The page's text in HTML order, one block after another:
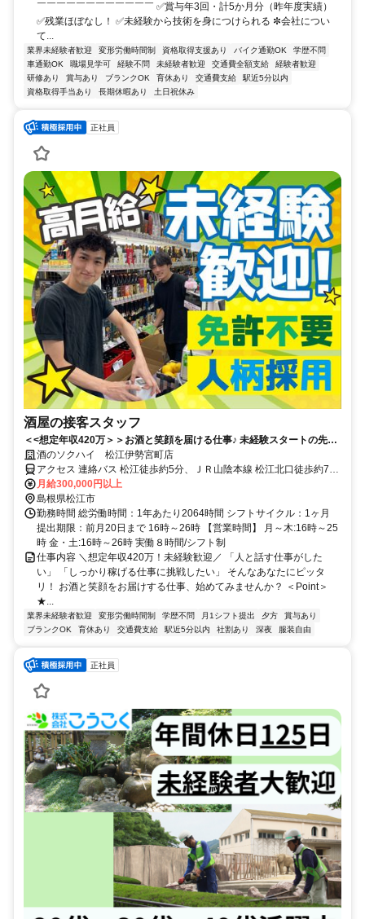
￣￣￣￣￣￣￣￣￣￣￣￣ ✅賞与年3回・計5か月分（昨年度実績）
✅残業ほぼなし！ ✅未経験から技術を身につけられる ✼会社につい
て...
業界未経験者歓迎 変形労働時間制 資格取得支援あり バイク通勤OK
学歴不問
車通勤OK
職場見学可 経験不問 未経験者歓迎 交通費全額支給
経験者歓迎
研修あり
賞与あり ブランクOK 育休あり 交通費支給
駅近5分以内
資格取得手当あり
長期休暇あり 土日祝休み
正社員
酒屋の接客スタッフ
＜<想定年収420万＞＞お酒と笑顔を届ける仕事♪ 未経験スタートの先輩
が９割！
酒のソクハイ 松江伊勢宮町店
アクセス 連絡バス 松江徒歩約5分、ＪＲ山陰本線 松江北口徒歩約7
分、連絡バス 松江しんじ湖温泉徒歩約23分
月給300,000円以上
島根県松江市
勤務時間 総労働時間：1年あたり2064時間 シフトサイクル：1ヶ月
提出期限：前月20日まで 16時～26時 【営業時間】 月～木:16時～25
時 金・土:16時～26時 実働８時間/シフト制
仕事内容 ＼想定年収420万！未経験歓迎／ 「人と話す仕事がした
い」 「しっかり稼げる仕事に挑戦したい」 そんなあなたにピッタ
リ！ お酒と笑顔をお届けする仕事、始めてみませんか？ ＜Point＞
★...
業界未経験者歓迎 変形労働時間制 学歴不問 月1シフト提出 夕方
賞与あり
ブランクOK
育休あり 交通費支給 駅近5分以内 社割あり 深夜 服装自由
正社員